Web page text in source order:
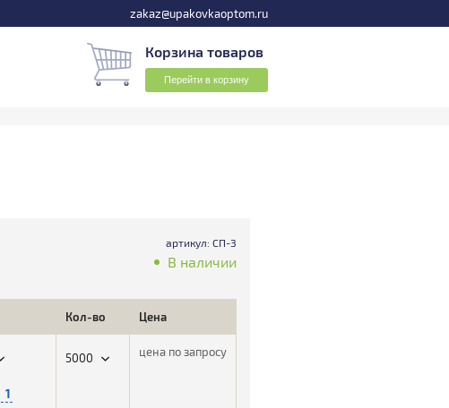
zakaz@upakovkaoptom.ru
Корзина товаров
Перейти в корзину
артикул: СП-3
В наличии
Кол-во Цена
1
5000 цена по запросу